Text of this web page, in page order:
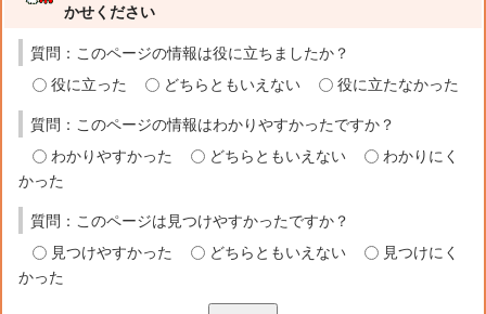
かせください
質問：このページの情報は役に立ちましたか？
役に立った
どちらともいえない 役に立たなかった
質問：このページの情報はわかりやすかったですか？
わかりやすかった
どちらともいえない
わかりにく
かった
質問：このページは見つけやすかったですか？
見つけやすかった
どちらともいえない
見つけにく
かった